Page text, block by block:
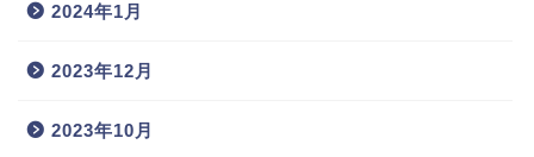
2024年1月
2023年12月
2023年10月